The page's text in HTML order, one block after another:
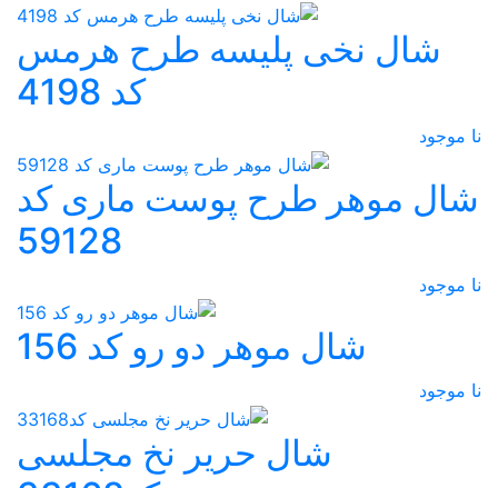
شال نخی پلیسه طرح هرمس
کد 4198
نا موجود
شال موهر طرح پوست ماری کد
59128
نا موجود
شال موهر دو رو کد 156
نا موجود
شال حریر نخ مجلسی